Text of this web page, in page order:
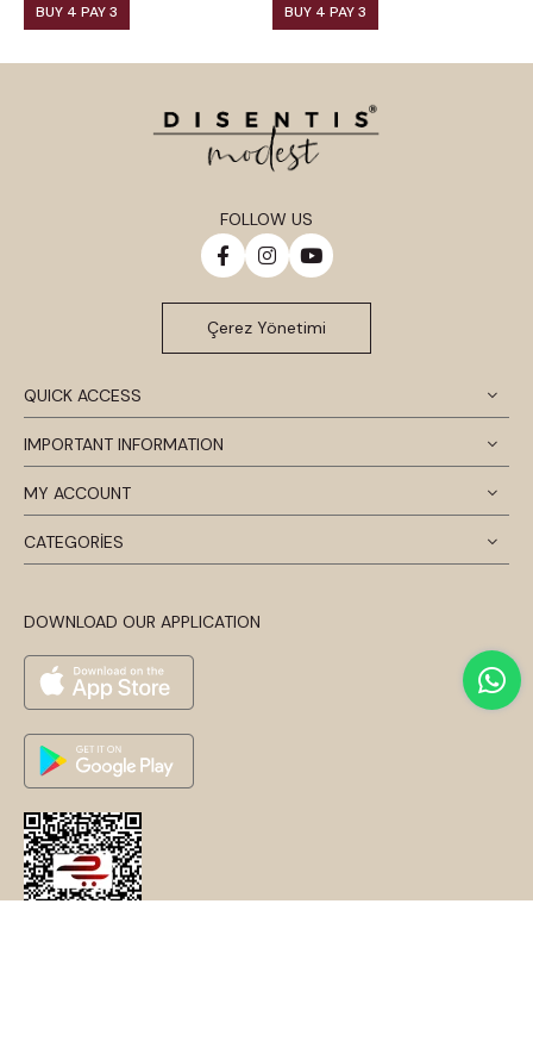
BUY 4 PAY 3 BUY 4 PAY 3
QUICK ACCESS
IMPORTANT INFORMATION
MY ACCOUNT
CATEGORİES
DOWNLOAD OUR APPLICATION
FOLLOW US
Çerez Yönetimi